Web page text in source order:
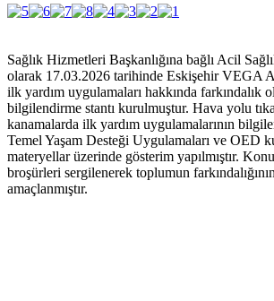
Sağlık Hizmetleri Başkanlığına bağlı Acil
olarak 17.03.2026 tarihinde Eskişehir VEGA
ilk yardım uygulamaları hakkında farkındalık
bilgilendirme stantı kurulmuştur. Hava yolu
kanamalarda ilk yardım uygulamalarının
Temel Yaşam Desteği Uygulamaları ve OED
materyellar üzerinde gösterim yapılmıştır.
broşürleri sergilenerek toplumun
amaçlanmıştır.